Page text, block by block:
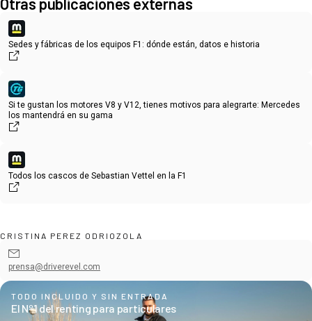
Sedes y fábricas de los equipos F1: dónde están, datos e historia
Si te gustan los motores V8 y V12, tienes motivos para alegrarte: Mercedes
los mantendrá en su gama
Todos los cascos de Sebastian Vettel en la F1
CRISTINA PEREZ ODRIOZOLA
prensa@driverevel.com
TODO INCLUIDO Y SIN ENTRADA
El Nº1 del renting para particulares